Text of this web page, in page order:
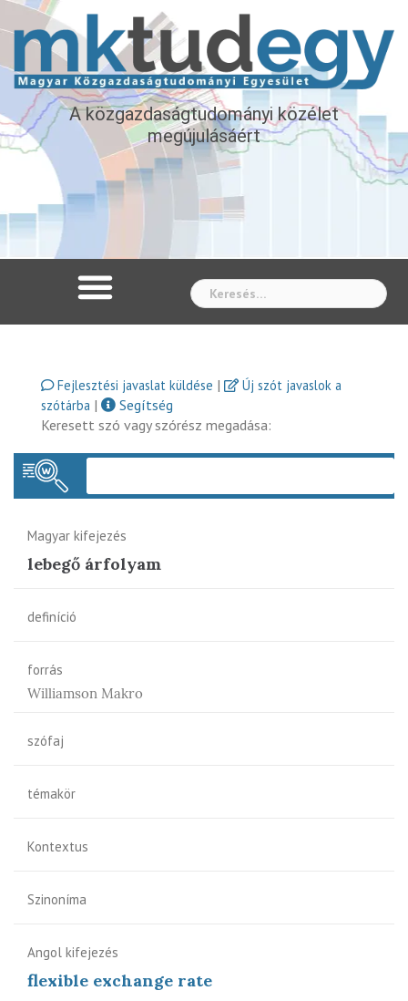
A közgazdaságtudományi közélet
megújulásáért
Fejlesztési javaslat küldése |
Új szót javaslok a
szótárba |
Segítség
Keresett szó vagy szórész megadása:
Magyar kifejezés
lebegő árfolyam
definíció
forrás
Williamson Makro
szófaj
témakör
Kontextus
Szinoníma
Angol kifejezés
flexible exchange rate